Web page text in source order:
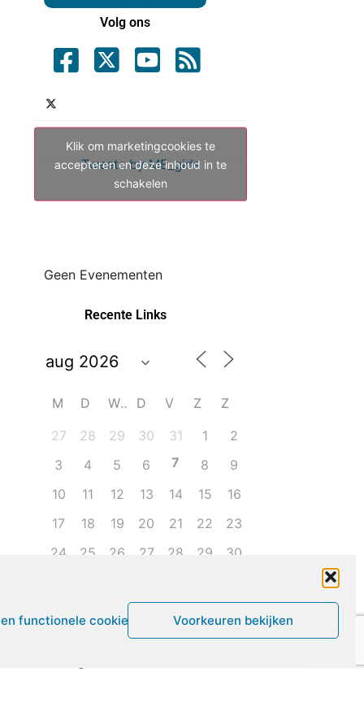
functionele cookies Voorkeuren bekijken
Volg ons
Tweets by ME_gids
Klik om marketingcookies te
accepteren en deze inhoud in te
schakelen
Geen Evenementen
Recente Links
M D W D V Z
Z
27
28 29 30 31 1
2
3
4 5 6 7 8
9
10
11 12 13 14 15
16
17
18 19 20 21 22
23
24
25 26 27 28 29
30
Leven met ME/CVS en POTS